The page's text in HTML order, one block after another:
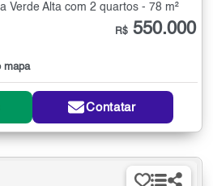
Verde Alta com 2 quartos - 78 m²
mapa
R$ 550.000
Contatar